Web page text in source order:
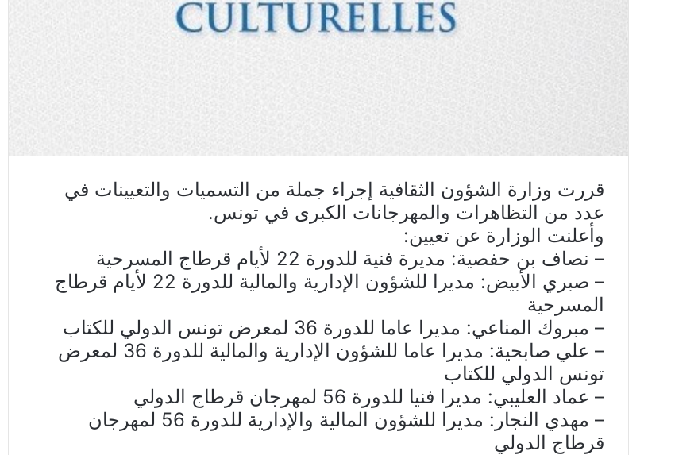
قررت وزارة الشؤون الثقافية إجراء جملة من التسميات والتعيينات في
عدد من التظاهرات والمهرجانات الكبرى في تونس.
وأعلنت الوزارة عن تعيين:
– نصاف بن حفصية: مديرة فنية للدورة 22 لأيام قرطاج المسرحية
– صبري الأبيض: مديرا للشؤون الإدارية والمالية للدورة 22 لأيام قرطاج
المسرحية
– مبروك المناعي: مديرا عاما للدورة 36 لمعرض تونس الدولي للكتاب
– علي صابحية: مديرا عاما للشؤون الإدارية والمالية للدورة 36 لمعرض
تونس الدولي للكتاب
– عماد العليبي: مديرا فنيا للدورة 56 لمهرجان قرطاج الدولي
– مهدي النجار: مديرا للشؤون المالية والإدارية للدورة 56 لمهرجان
قرطاج الدولي